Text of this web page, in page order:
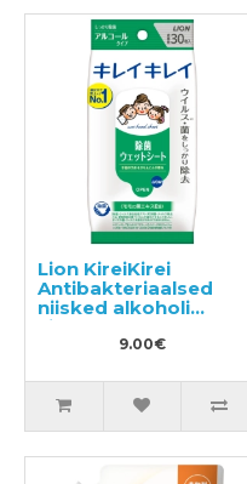
Lion KireiKirei
Antibakteriaalsed
niisked alkoholi
sisaldavad
salvrätikud 30tk
9.00€